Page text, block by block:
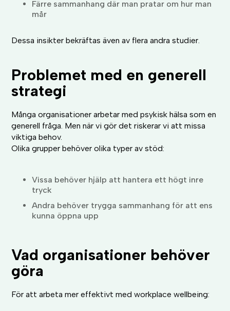
Färre sammanhang där man pratar om hur man
mår
Dessa insikter bekräftas även av flera andra studier.
Problemet med en generell
strategi
Många organisationer arbetar med psykisk hälsa som en
generell fråga. Men när vi gör det riskerar vi att missa
viktiga behov.
Olika grupper behöver olika typer av stöd:
Vissa behöver hjälp att hantera ett högt inre
tryck
Andra behöver trygga sammanhang för att ens
kunna öppna upp
Vad organisationer behöver
göra
För att arbeta mer effektivt med workplace wellbeing: